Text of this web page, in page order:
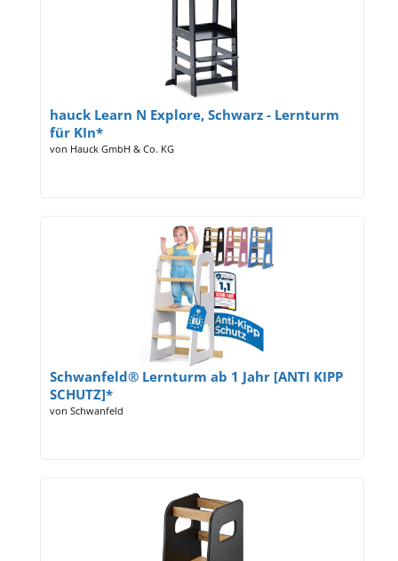
hauck Learn N Explore, Schwarz - Lernturm
für KIn*
von Hauck GmbH & Co. KG
Schwanfeld® Lernturm ab 1 Jahr [ANTI KIPP
SCHUTZ]*
von Schwanfeld